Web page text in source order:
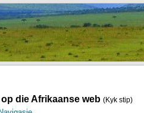
die Afrikaanse web (Kyk stip)